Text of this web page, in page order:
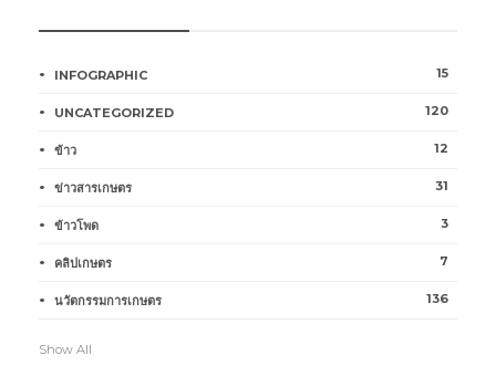
INFOGRAPHIC 15
UNCATEGORIZED 120
ข้าว 12
ข่าวสารเกษตร 31
ข้าวโพด 3
คลิปเกษตร 7
นวัตกรรมการเกษตร 136
Show All